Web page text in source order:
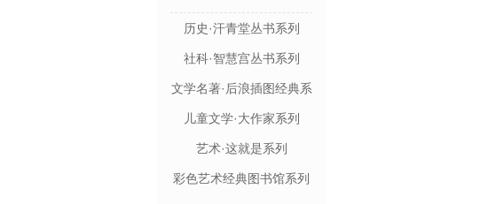
历史·汗青堂丛书系列
社科·智慧宫丛书系列
文学名著·后浪插图经典系
列
儿童文学·大作家系列
艺术·这就是系列
彩色艺术经典图书馆系列